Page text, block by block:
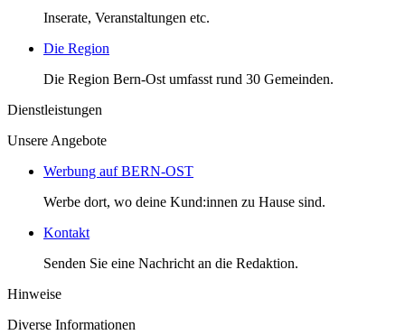
Inserate, Veranstaltungen etc.
Die Region
Die Region Bern-Ost umfasst rund 30 Gemeinden.
Dienstleistungen
Unsere Angebote
Werbung auf BERN-OST
Werbe dort, wo deine Kund:innen zu Hause sind.
Kontakt
Senden Sie eine Nachricht an die Redaktion.
Hinweise
Diverse Informationen